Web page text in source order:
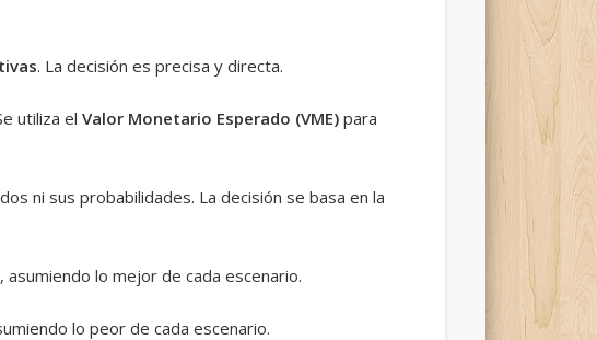
. La decisión es precisa y directa.
utiliza el Valor Monetario Esperado (VME)para
ni sus probabilidades. La decisión se basa en la
, asumiendo lo mejor de cada escenario.
lo peor de cada escenario.